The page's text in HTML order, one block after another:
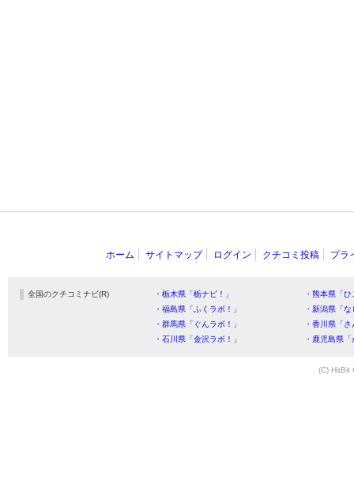
ホーム サイトマップ ログイン クチコミ投稿 プラ
全国のクチコミナビ(R) ・栃木県「栃ナビ！」
・熊本県「
・福島県「ふくラボ！」
・新潟県「
・群馬県「ぐんラボ！」
・香川県「
・石川県「金沢ラボ！」
・鹿児島県
(C) HitBit